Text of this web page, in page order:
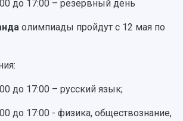
до 17:00 – резервный день
олимпиады пройдут с 12 мая по
до 17:00 – русский язык;
до 17:00 - физика, обществознание,